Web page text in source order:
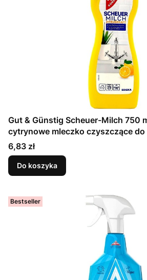
Gut & Günstig Scheuer-Milch 750
cytrynowe mleczko czyszczące do
Cena
6,83 zł
Do koszyka
Bestseller